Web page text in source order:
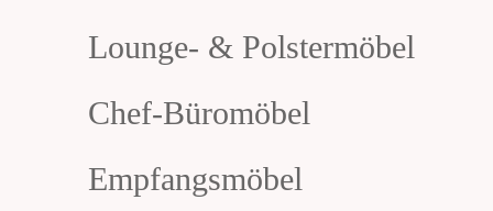
Lounge- & Polstermöbel
Chef-Büromöbel
Empfangsmöbel